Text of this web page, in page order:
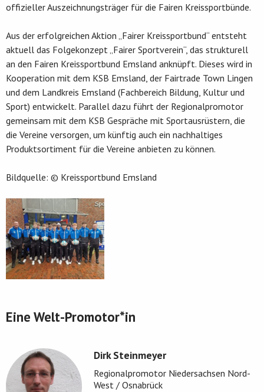
offizieller Auszeichnungsträger für die Fairen Kreissportbünde.
Aus der erfolgreichen Aktion „Fairer Kreissportbund“ entsteht
aktuell das Folgekonzept „Fairer Sportverein“, das strukturell
an den Fairen Kreissportbund Emsland anknüpft. Dieses wird in
Kooperation mit dem KSB Emsland, der Fairtrade Town Lingen
und dem Landkreis Emsland (Fachbereich Bildung, Kultur und
Sport) entwickelt. Parallel dazu führt der Regionalpromotor
gemeinsam mit dem KSB Gespräche mit Sportausrüstern, die
die Vereine versorgen, um künftig auch ein nachhaltiges
Produktsortiment für die Vereine anbieten zu können.
Bildquelle: © Kreissportbund Emsland
Eine Welt-Promotor*in
Dirk Steinmeyer
Regionalpromotor Niedersachsen Nord-
West / Osnabrück